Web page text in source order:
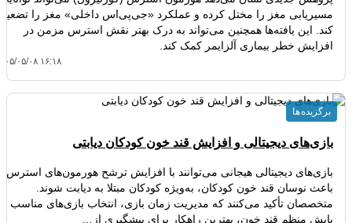
مسیریابی مغز را مختل کرده و عملکرد «جی‌پی‌اس داخلی» مغز را
کند. این یافته‌ها همچنین می‌تواند به درک بهتر نقش استرس مزمن در
افزایش خطر بیماری آلزایمر کمک کند.
۱۴۰۵/۰۵/۰۸
بازی‌های دیجیتالی و افزایش قند خون کودکان دیابتی
بازی‌های دیجیتالی هیجانی می‌توانند با افزایش ترشح هورمون‌های استرس،
باعث نوسان قند خون کودکان، به‌ویژه کودکان مبتلا به دیابت شوند.
متخصصان تأکید می‌کنند که مدیریت زمان بازی، انتخاب بازی‌های مناسب و
پایش منظم قند خون، بهترین راهکار برای پیشگیری از…
برگزیده ها